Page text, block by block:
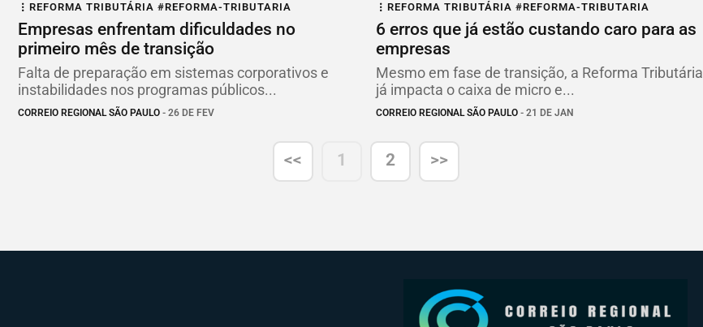
REFORMA TRIBUTÁRIA #REFORMA-TRIBUTARIA
Empresas enfrentam dificuldades no
primeiro mês de transição
Falta de preparação em sistemas corporativos e
instabilidades nos programas públicos...
CORREIO REGIONAL SÃO PAULO - 26 DE FEV
REFORMA TRIBUTÁRIA #REFORMA-TRIBUTARIA
6 erros que já estão custando caro para as
empresas
Mesmo em fase de transição, a Reforma Tributária
já impacta o caixa de micro e...
CORREIO REGIONAL SÃO PAULO - 21 DE JAN
<< 1 2 >>